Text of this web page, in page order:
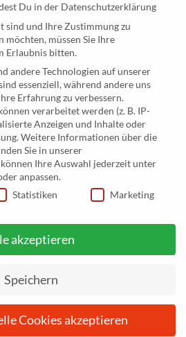
3. Juli 2026befinden wir
Du in der Datenschutzerklärung
sind und Ihre Zustimmung zu
müssen Sie Ihre
Erlaubnis bitten.
andere Technologien auf unserer
essenziell, während andere uns
Erfahrung zu verbessern.
verarbeitet werden (z. B. IP-
Anzeigen und Inhalte oder
Weitere Informationen über die
Sie in unserer
können Ihre Auswahl jederzeit unter
anpassen.
Statistiken Marketing
akzeptieren
Speichern
Cookies akzeptieren